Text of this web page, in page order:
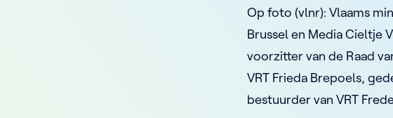
Op foto (vlnr): Vlaams
Brussel en Media Cieltje
voorzitter van de Raad
VRT Frieda Brepoels,
bestuurder van VRT